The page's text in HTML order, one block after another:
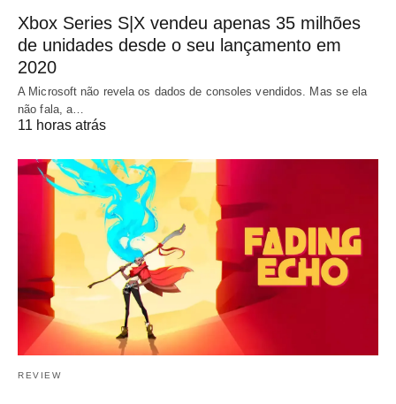
Xbox Series S|X vendeu apenas 35 milhões
de unidades desde o seu lançamento em
2020
A Microsoft não revela os dados de consoles vendidos. Mas se ela
não fala, a…
11 horas atrás
REVIEW